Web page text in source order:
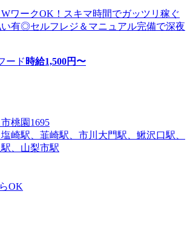
WワークOK！スキマ時間でガッツリ稼ぐ
有◎セルフレジ＆マニュアル完備で深夜
ード 時給1,500円〜
桃園1695
崎駅、韮崎駅、市川大門駅、鰍沢口駅、
、山梨市駅
OK